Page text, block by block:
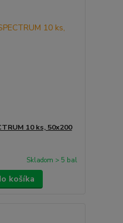
10 ks, 50x200
Skladom > 5 bal
košíka